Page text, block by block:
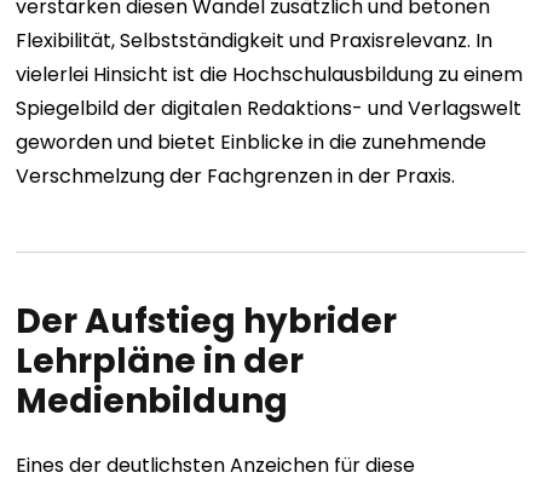
verstärken diesen Wandel zusätzlich und betonen
Flexibilität, Selbstständigkeit und Praxisrelevanz. In
vielerlei Hinsicht ist die Hochschulausbildung zu einem
Spiegelbild der digitalen Redaktions- und Verlagswelt
geworden und bietet Einblicke in die zunehmende
Verschmelzung der Fachgrenzen in der Praxis.
Der Aufstieg hybrider
Lehrpläne in der
Medienbildung
Eines der deutlichsten Anzeichen für diese